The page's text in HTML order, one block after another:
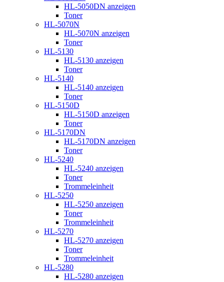
HL-5050DN anzeigen
Toner
HL-5070N
HL-5070N anzeigen
Toner
HL-5130
HL-5130 anzeigen
Toner
HL-5140
HL-5140 anzeigen
Toner
HL-5150D
HL-5150D anzeigen
Toner
HL-5170DN
HL-5170DN anzeigen
Toner
HL-5240
HL-5240 anzeigen
Toner
Trommeleinheit
HL-5250
HL-5250 anzeigen
Toner
Trommeleinheit
HL-5270
HL-5270 anzeigen
Toner
Trommeleinheit
HL-5280
HL-5280 anzeigen